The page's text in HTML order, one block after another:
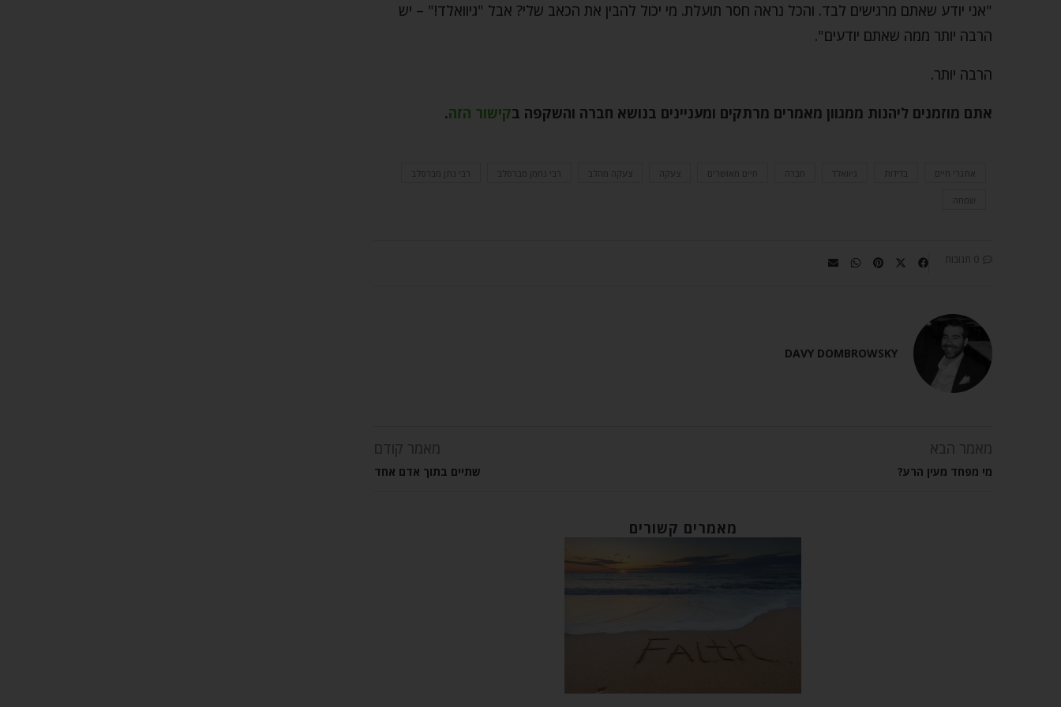
"אני יודע שאתם מרגישים לבד. והכל נראה חסר תועלת. מי יכול להבין את הכאב שלי? אבל "גיוואלד!" – יש
הרבה יותר ממה שאתם יודעים".
הרבה יותר.
אתם מוזמנים ליהנות ממגוון מאמרים מרתקים ומעניינים בנושא חברה והשקפה בקישור הזה.
אתגרי חיים בדידות גיוואלד חיים מאושרים צעקה צעקה מהלב רבי נחמן מברסלב רבי נתן מברסלב
שמחה
0 תגובות
DAVY DOMBROWSKY
מאמר הבא
מי מפחד מעין הרע?
מאמר קודם
שתיים בתוך אדם אחד
מאמרים קשורים